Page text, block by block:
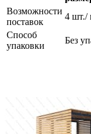
Возможности
поставок
4 шт./
Способ
упаковки
Без